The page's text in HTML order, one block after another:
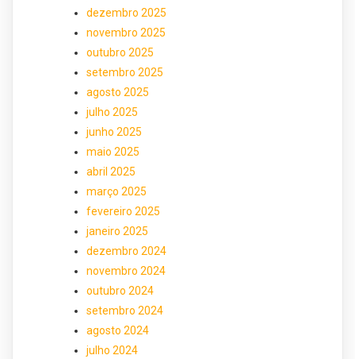
dezembro 2025
novembro 2025
outubro 2025
setembro 2025
agosto 2025
julho 2025
junho 2025
maio 2025
abril 2025
março 2025
fevereiro 2025
janeiro 2025
dezembro 2024
novembro 2024
outubro 2024
setembro 2024
agosto 2024
julho 2024